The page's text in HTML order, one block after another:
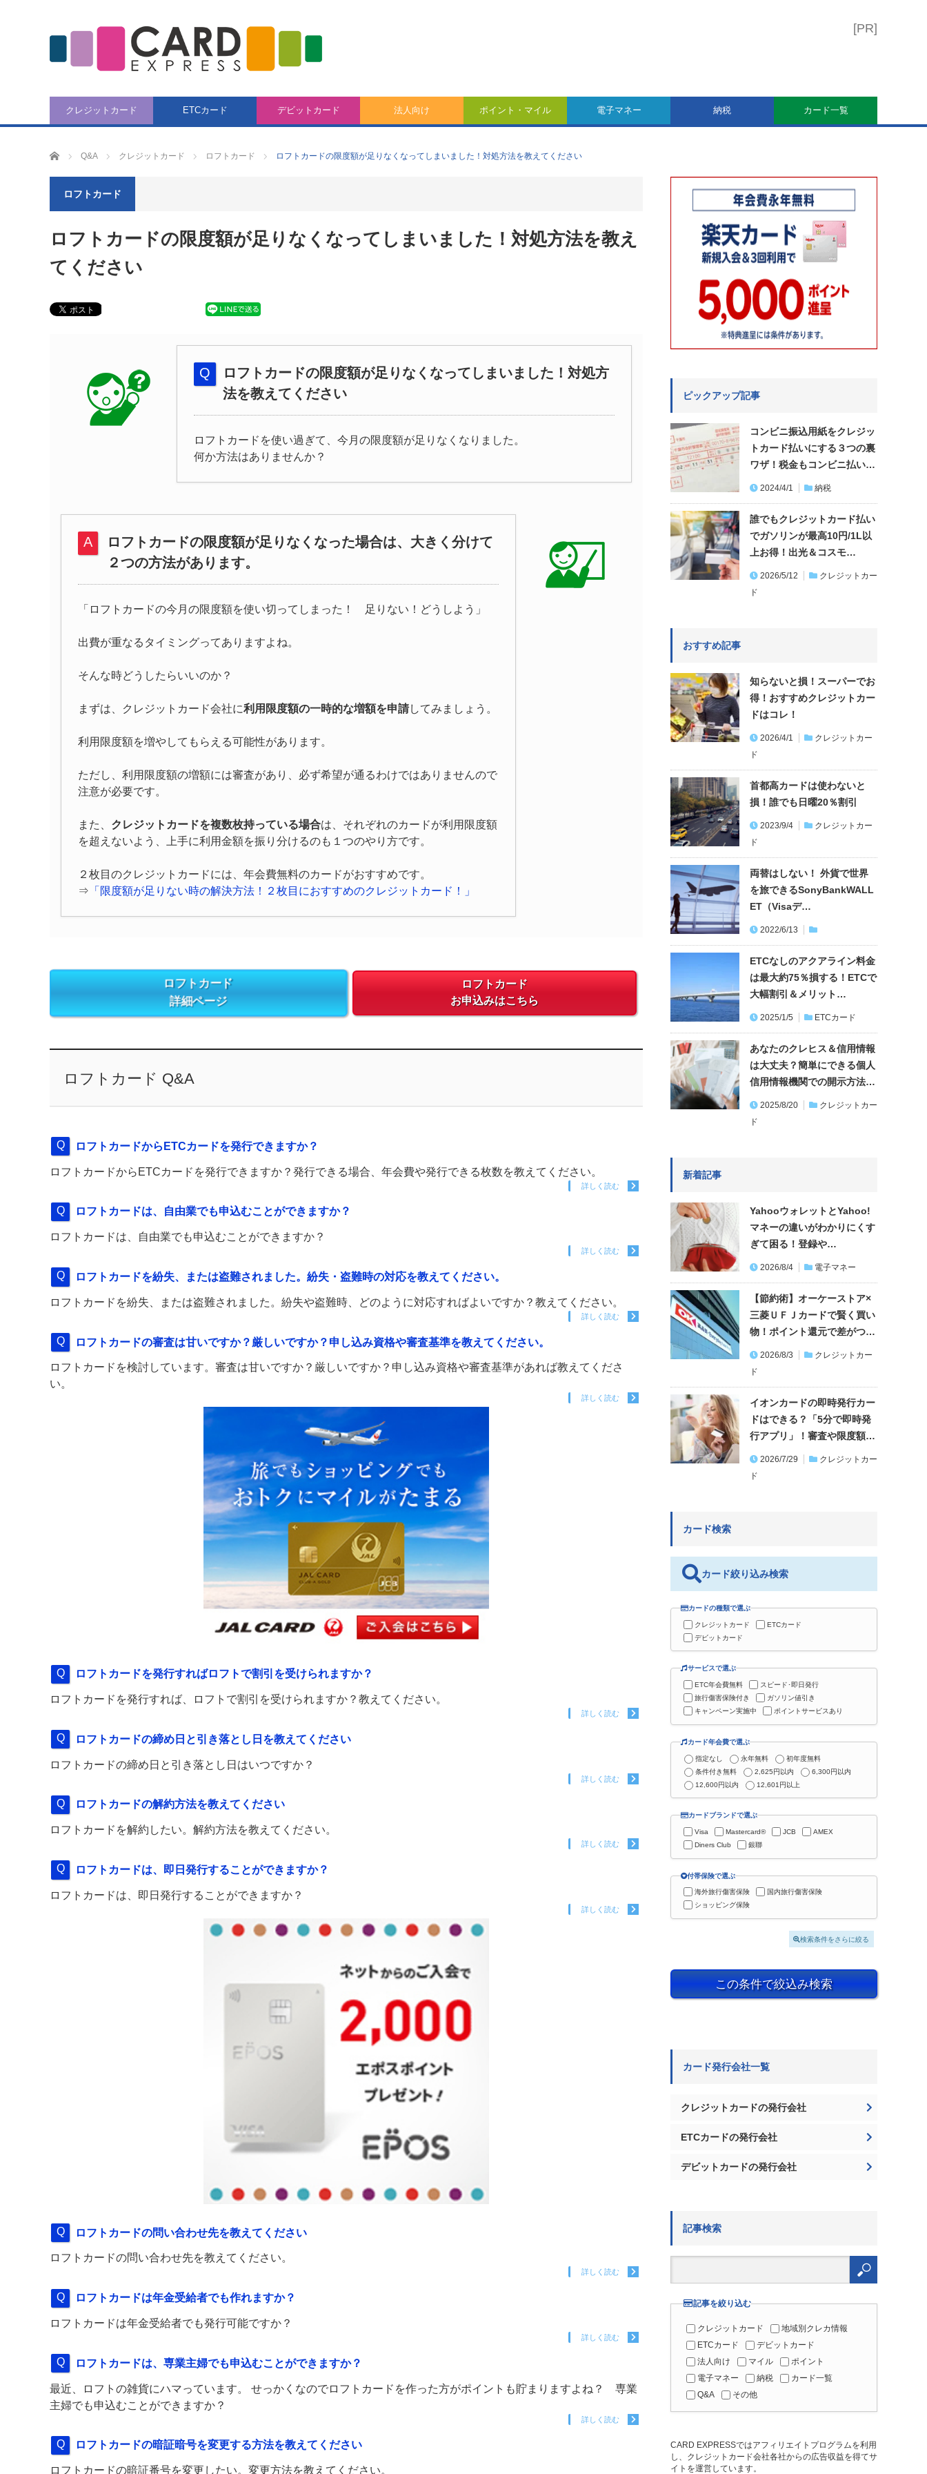
クレジットカード ETCカード デビットカード 法人向け ポイント・マイル 電子マネー 納税 カード一覧
CARD EXPRESS
Q&A クレジットカード ロフトカード ロフトカードの限度額が足りなくなってしまいました！対処方法を教えてください
ロフトカード
ロフトカードの限度額が足りなくなってしまいました！対処方法を教え
てください
ロフトカードの限度額が足りなくなってしまいました！対処方
法を教えてください
ロフトカードを使い過ぎて、今月の限度額が足りなくなりました。
何か方法はありませんか？
ロフトカードの限度額が足りなくなった場合は、大きく分けて
２つの方法があります。
「ロフトカードの今月の限度額を使い切ってしまった！ 足りない！どうしよう」
出費が重なるタイミングってありますよね。
そんな時どうしたらいいのか？
まずは、クレジットカード会社に利用限度額の一時的な増額を申請してみましょう。
利用限度額を増やしてもらえる可能性があります。
ただし、利用限度額の増額には審査があり、必ず希望が通るわけではありませんので
注意が必要です。
また、 クレジットカードを複数枚持っている場合は、それぞれのカードが利用限度額
を超えないよう、上手に利用金額を振り分けるのも１つのやり方です。
２枚目のクレジットカードには、年会費無料のカードがおすすめです。
⇒ 「限度額が足りない時の解決方法！２枚目におすすめのクレジットカード！」
ロフトカード
詳細ページ
ロフトカード
お申込みはこちら
ロフトカード Q&A
ロフトカードからETCカードを発行できますか？
ロフトカードからETCカードを発行できますか？発行できる場合、年会費や発行できる枚数を教えてください。
詳しく読む
ロフトカードは、自由業でも申込むことができますか？
ロフトカードは、自由業でも申込むことができますか？
詳しく読む
ロフトカードを紛失、または盗難されました。紛失・盗難時の対応を教えてください。
ロフトカードを紛失、または盗難されました。紛失や盗難時、どのように対応すればよいですか？教えてください。
詳しく読む
ロフトカードの審査は甘いですか？厳しいですか？申し込み資格や審査基準を教えてください。
ロフトカードを検討しています。審査は甘いですか？厳しいですか？申し込み資格や審査基準があれば教えてくださ
い。
詳しく読む
ロフトカードを発行すればロフトで割引を受けられますか？
ロフトカードを発行すれば、ロフトで割引を受けられますか？教えてください。
詳しく読む
ロフトカードの締め日と引き落とし日を教えてください
ロフトカードの締め日と引き落とし日はいつですか？
詳しく読む
ロフトカードの解約方法を教えてください
ロフトカードを解約したい。解約方法を教えてください。
詳しく読む
ロフトカードは、即日発行することができますか？
ロフトカードは、即日発行することができますか？
詳しく読む
ロフトカードの問い合わせ先を教えてください
ロフトカードの問い合わせ先を教えてください。
詳しく読む
ロフトカードは年金受給者でも作れますか？
ロフトカードは年金受給者でも発行可能ですか？
詳しく読む
ロフトカードは、専業主婦でも申込むことができますか？
最近、ロフトの雑貨にハマっています。 せっかくなのでロフトカードを作った方がポイントも貯まりますよね？ 専業
主婦でも申込むことができますか？
詳しく読む
ロフトカードの暗証暗号を変更する方法を教えてください
ロフトカードの暗証番号を変更したい。変更方法を教えてください。
ピックアップ記事
コンビニ振込用紙をクレジッ
トカード払いにする３つの裏
ワザ！税金もコンビニ払い…
2024/4/1 納税
誰でもクレジットカード払い
でガソリンが最高10円/1L以
上お得！出光＆コスモ…
2026/5/12
クレジットカー
ド
おすすめ記事
知らないと損！スーパーでお
得！おすすめクレジットカー
ドはコレ！
2026/4/1
クレジットカー
ド
首都高カードは使わないと
損！誰でも日曜20％割引
2023/9/4
クレジットカー
ド
両替はしない！ 外貨で世界
を旅できるSonyBankWALL
ET（Visaデ…
2022/6/13
ETCなしのアクアライン料金
は最大約75％損する！ETCで
大幅割引＆メリット…
2025/1/5 ETCカード
あなたのクレヒス＆信用情報
は大丈夫？簡単にできる個人
信用情報機関での開示方法…
2025/8/20
クレジットカー
ド
新着記事
YahooウォレットとYahoo!
マネーの違いがわかりにくす
ぎて困る！登録や…
2026/8/4 電子マネー
【節約術】オーケーストア×
三菱ＵＦＪカードで賢く買い
物！ポイント還元で差がつ…
2026/8/3
クレジットカー
ド
イオンカードの即時発行カー
ドはできる？「5分で即時発
行アプリ」！審査や限度額…
2026/7/29
クレジットカー
ド
カード検索
カード絞り込み検索
カードの種類で選ぶ
クレジットカード
ETCカード
デビットカード
サービスで選ぶ
ETC年会費無料
スピード･即日発行
旅行傷害保険付き
ガソリン値引き
キャンペーン実施中
ポイントサービスあり
カード年会費で選ぶ
指定なし 永年無料
初年度無料
条件付き無料
2,625円以内
6,300円以内
12,600円以内
12,601円以上
カードブランドで選ぶ
Visa Mastercard® JCB
AMEX
Diners Club
銀聯
付帯保険で選ぶ
海外旅行傷害保険
国内旅行傷害保険
ショッピング保険
検索条件をさらに絞る
この条件で絞込み検索
カード発行会社一覧
クレジットカードの発行会社
ETCカードの発行会社
デビットカードの発行会社
記事検索
検
記事を絞り込む
クレジットカード
地域別クレカ情報
ETCカード
デビットカード
法人向け
マイル
ポイント
電子マネー
納税
カード一覧
Q&A
その他
CARD EXPRESSではアフィリエイトプログラムを利用
し、クレジットカード会社各社からの広告収益を得てサ
イトを運営しています。